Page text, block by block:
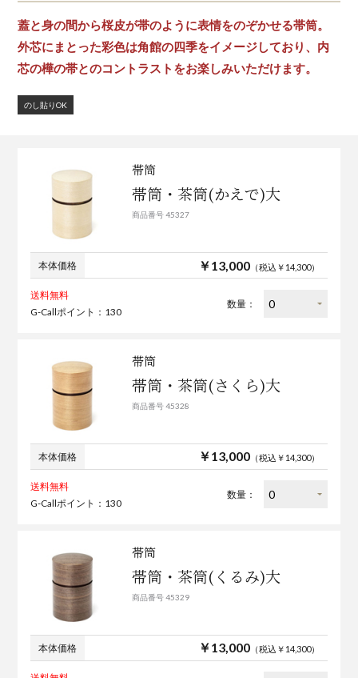
蓋と身の間から桜皮が帯のように表情をのぞかせる帯筒。
外芯にまとった彩色は角館の四季をイメージしており、内
芯の樺の帯とのコントラストをお楽しみいただけます。
のし貼りOK
帯筒
帯筒・茶筒(かえで)大
商品番号 45327
本体価格 ￥13,000（税込￥14,300）
送料無料
G-Callポイント：130
数量：
帯筒
帯筒・茶筒(さくら)大
商品番号 45328
本体価格 ￥13,000（税込￥14,300）
送料無料
G-Callポイント：130
数量：
帯筒
帯筒・茶筒(くるみ)大
商品番号 45329
本体価格 ￥13,000（税込￥14,300）